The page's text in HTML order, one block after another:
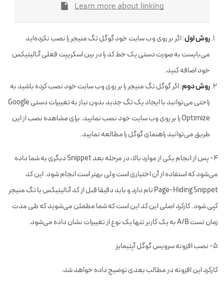
روش اول: اگر بر روی وب سایت خود گوگل تگ منیجر را نصب نکرده‌اید
می‌بایست به صورت دستی یک خط کد را در بین اسکریپت فعلی آنالیتیکس
خود اضافه کنید.
روش دوم: اگر گوگل تگ منیجر را بر روی وب سایت خود نصب کرده باشید به
راحتی می‌توانید با ایجاد یک تگ جدید بدون نیاز به تغییرات دستی Google
Optimize را بر روی وب سایت خود نصب نمایید. برای مشاهده نصب از این
طریق می‌توانید راهنمای گوگل را مطالعه نمایید.
۴- پس از انجام یکی از موارد بالا، در مرحله بعد Snippet دیگری به شما داده
می‌شود که استفاده از آن اختیاری است ولی بهتر است انجام شود. این کد
Page-Hiding Snippet نام دارد و باید دقیقا قبل از کد آنالیتیکس یا تگ منیجر
کپی شود. کارکرد اصلی این کد این است که شما مطمئن می‌شوید که طی مدت
زمان تست A/B به یک کاربر تنها یک نوع از تغییرات نشان داده می‌شود.
۵- نصب افزونه سرویس گوگل آپتیمایز
کارکرد این افزونه در مطالب بعدی توضیح داده خواهد شد.